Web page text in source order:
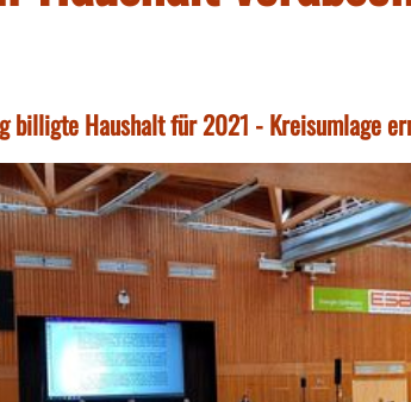
billigte Haushalt für 2021 - Kreisumlage